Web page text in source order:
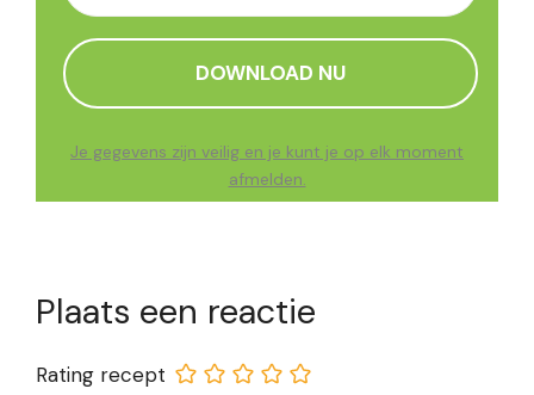
Je gegevens zijn veilig en je kunt je op elk moment
afmelden.
Plaats een reactie
Rating recept